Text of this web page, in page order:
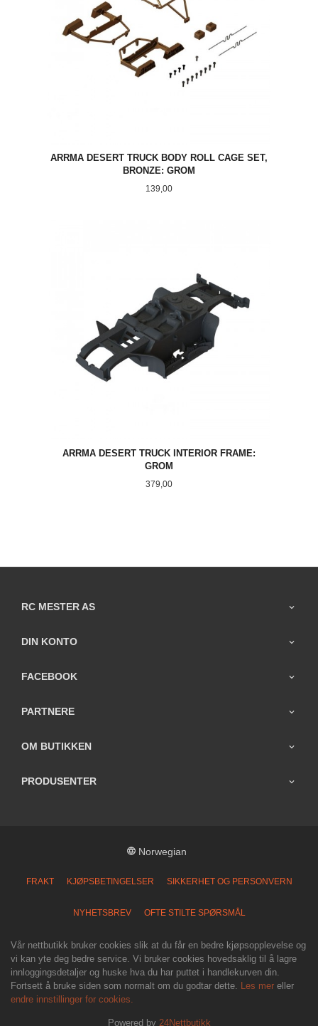
ARRMA DESERT TRUCK BODY ROLL CAGE SET,
BRONZE: GROM
Pris
139,00
ARRMA DESERT TRUCK INTERIOR FRAME:
GROM
Pris
379,00
RC MESTER AS
DIN KONTO
FACEBOOK
PARTNERE
OM BUTIKKEN
PRODUSENTER
Norwegian
FRAKT KJØPSBETINGELSER SIKKERHET OG PERSONVERN
NYHETSBREV OFTE STILTE SPØRSMÅL
Vår nettbutikk bruker cookies slik at du får en bedre kjøpsopplevelse og
vi kan yte deg bedre service. Vi bruker cookies hovedsaklig til å lagre
innloggingsdetaljer og huske hva du har puttet i handlekurven din.
Fortsett å bruke siden som normalt om du godtar dette.
Les mer eller
endre innstillinger for cookies.
Powered by 24Nettbutikk